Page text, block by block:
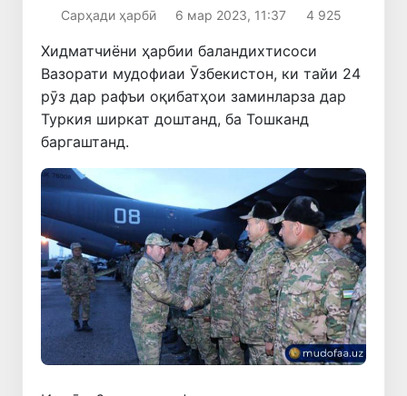
Сарҳади ҳарбӣ 6 мар 2023, 11:37 4 925
Хидматчиёни ҳарбии баландихтисоси
Вазорати мудофиаи Ӯзбекистон, ки тайи 24
рӯз дар рафъи оқибатҳои заминларза дар
Туркия ширкат доштанд, ба Тошканд
баргаштанд.